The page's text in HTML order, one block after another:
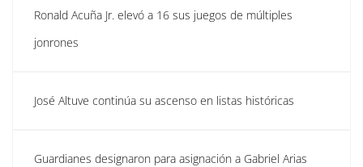
Ronald Acuña Jr. elevó a 16 sus juegos de múltiples
jonrones
José Altuve continúa su ascenso en listas históricas
Guardianes designaron para asignación a Gabriel Arias